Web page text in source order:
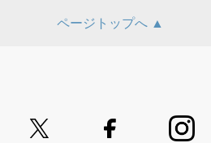
ページトップへ ▲